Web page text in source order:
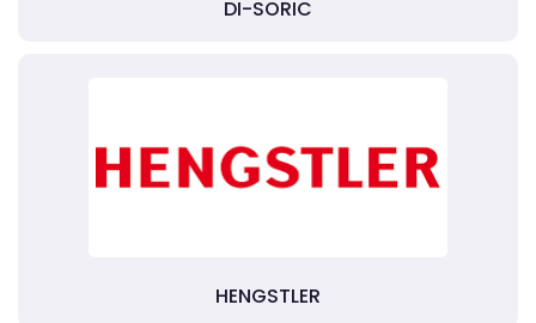
DI-SORIC
HENGSTLER